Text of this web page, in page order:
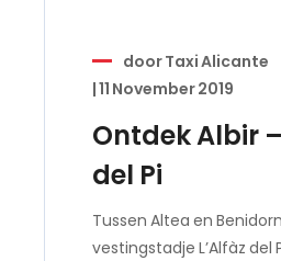
doorTaxi Alicante
|11 November 2019
Ontdek Albir
del Pi
Tussen Altea en
vestingstadje L’Alfàz del